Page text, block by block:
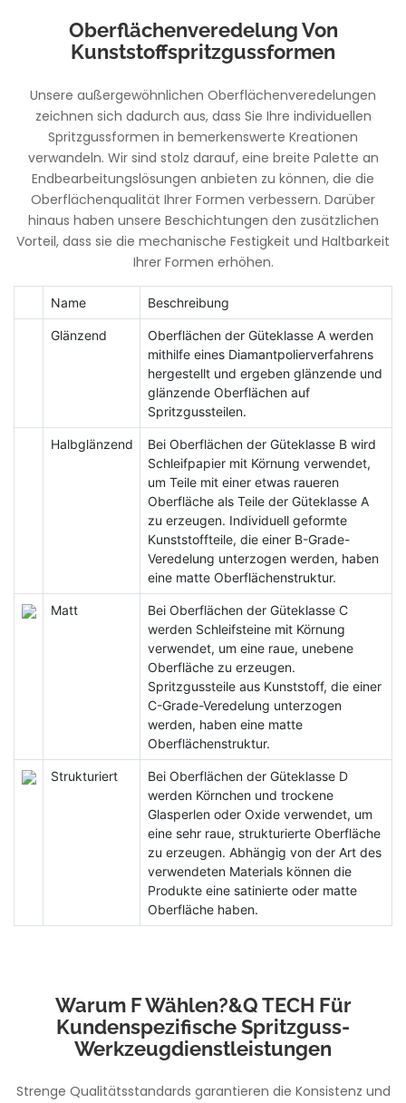
Oberflächenveredelung Von
Kunststoffspritzgussformen
Unsere außergewöhnlichen Oberflächenveredelungen
zeichnen sich dadurch aus, dass Sie Ihre individuellen
Spritzgussformen in bemerkenswerte Kreationen
verwandeln. Wir sind stolz darauf, eine breite Palette an
Endbearbeitungslösungen anbieten zu können, die die
Oberflächenqualität Ihrer Formen verbessern. Darüber
hinaus haben unsere Beschichtungen den zusätzlichen
Vorteil, dass sie die mechanische Festigkeit und Haltbarkeit
Ihrer Formen erhöhen.
Name Beschreibung
Glänzend
Oberflächen der Güteklasse A werden
mithilfe eines Diamantpolierverfahrens
hergestellt und ergeben glänzende und
glänzende Oberflächen auf
Spritzgussteilen.
Halbglänzend
Bei Oberflächen der Güteklasse B wird
Schleifpapier mit Körnung verwendet,
um Teile mit einer etwas raueren
Oberfläche als Teile der Güteklasse A
zu erzeugen. Individuell geformte
Kunststoffteile, die einer B-Grade-
Veredelung unterzogen werden, haben
eine matte Oberflächenstruktur.
Matt
Bei Oberflächen der Güteklasse C
werden Schleifsteine ​​mit Körnung
verwendet, um eine raue, unebene
Oberfläche zu erzeugen.
Spritzgussteile aus Kunststoff, die einer
C-Grade-Veredelung unterzogen
werden, haben eine matte
Oberflächenstruktur.
Strukturiert
Bei Oberflächen der Güteklasse D
werden Körnchen und trockene
Glasperlen oder Oxide verwendet, um
eine sehr raue, strukturierte Oberfläche
zu erzeugen. Abhängig von der Art des
verwendeten Materials können die
Produkte eine satinierte oder matte
Oberfläche haben.
Warum F Wählen?&Q TECH Für
Kundenspezifische Spritzguss-
Werkzeugdienstleistungen
Strenge Qualitätsstandards garantieren die Konsistenz und